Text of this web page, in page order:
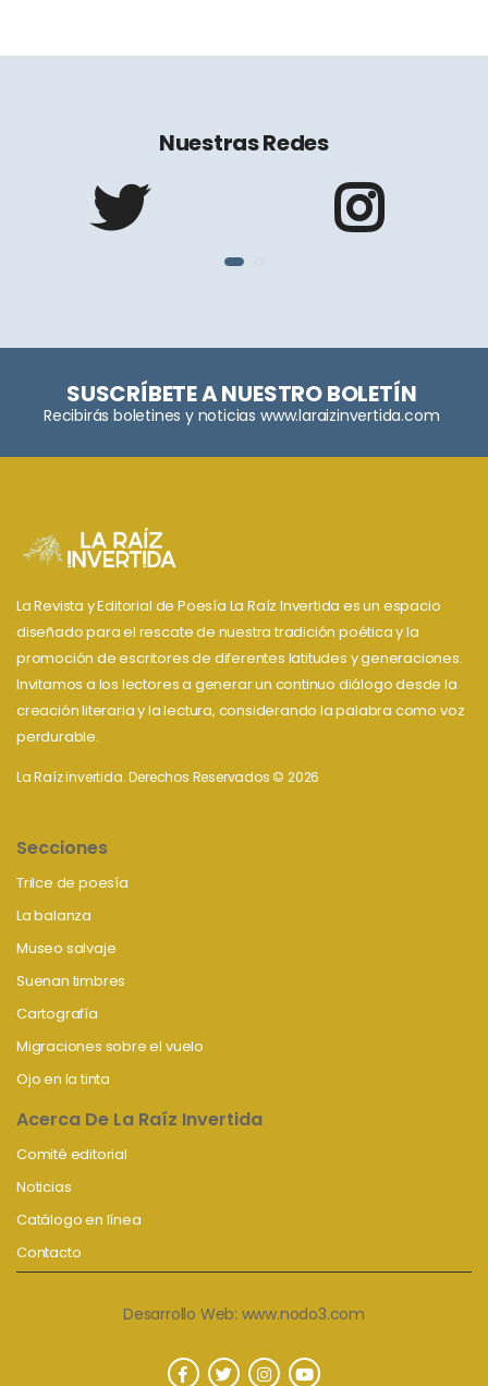
Nuestras Redes
SUSCRÍBETE A NUESTRO BOLETÍN
Recibirás boletines y noticias www.laraizinvertida.com
La Revista y Editorial de Poesía La Raíz Invertida es un espacio
diseñado para el rescate de nuestra tradición poética y la
promoción de escritores de diferentes latitudes y generaciones.
Invitamos a los lectores a generar un continuo diálogo desde la
creación literaria y la lectura, considerando la palabra como voz
perdurable.
La Raíz invertida. Derechos Reservados © 2026
Secciones
Trilce de poesía
La balanza
Museo salvaje
Suenan timbres
Cartografía
Migraciones sobre el vuelo
Ojo en la tinta
Acerca De La Raíz Invertida
Comité editorial
Noticias
Catálogo en línea
Contacto
Desarrollo Web: www.nodo3.com